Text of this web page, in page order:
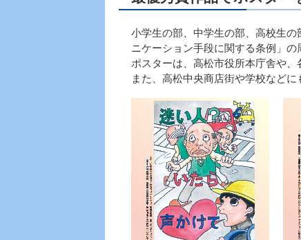
小学生の部、中学生の部、高校生
ニケーション手段に関する条例」の
ポスターは、高松市役所本庁舎や
また、高松中央商店街や学校など